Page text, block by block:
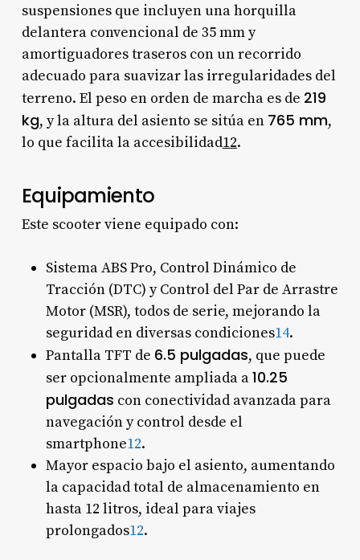
suspensiones que incluyen una horquilla
delantera convencional de 35 mm y
amortiguadores traseros con un recorrido
adecuado para suavizar las irregularidades del
terreno. El peso en orden de marcha es de 219
kg, y la altura del asiento se sitúa en 765 mm,
lo que facilita la accesibilidad12.
Equipamiento
Este scooter viene equipado con:
Sistema ABS Pro, Control Dinámico de
Tracción (DTC) y Control del Par de Arrastre
Motor (MSR), todos de serie, mejorando la
seguridad en diversas condiciones14.
Pantalla TFT de 6.5 pulgadas, que puede
ser opcionalmente ampliada a10.25
pulgadas con conectividad avanzada para
navegación y control desde el
smartphone12.
Mayor espacio bajo el asiento, aumentando
la capacidad total de almacenamiento en
hasta 12 litros, ideal para viajes
prolongados12.